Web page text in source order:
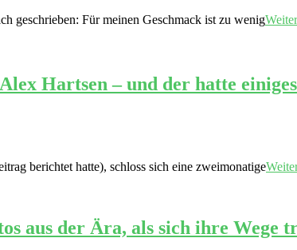
geschrieben: Für meinen Geschmack ist zu wenig
Hartsen – und der hatte
berichtet hatte), schloss sich eine zweimonatige
aus der Ära, als sich ihre Wege